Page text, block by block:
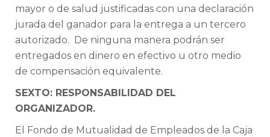
mayor o de salud justificadas con una declaración
jurada del ganador para la entrega a un tercero
autorizado. De ninguna manera podrán ser
entregados en dinero en efectivo u otro medio
de compensación equivalente.
SEXTO: RESPONSABILIDAD DEL
ORGANIZADOR.
El Fondo de Mutualidad de Empleados de la Caja